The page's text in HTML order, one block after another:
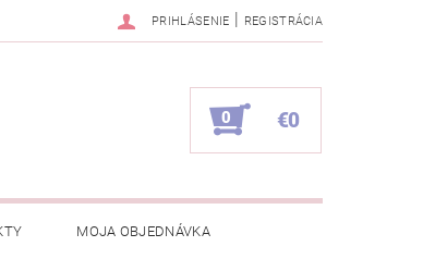
PRIHLÁSENIE | REGISTRÁCIA
0 €0
MOJA OBJEDNÁVKA